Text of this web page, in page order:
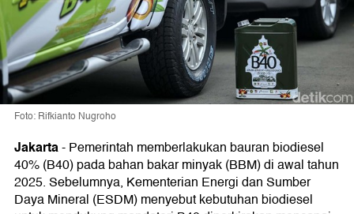
Foto: Rifkianto Nugroho
Jakarta-Pemerintah memberlakukan bauran biodiesel
40% (B40) pada bahan bakar minyak (BBM) di awal tahun
2025. Sebelumnya, Kementerian Energi dan Sumber
Daya Mineral (ESDM) menyebut kebutuhan biodiesel